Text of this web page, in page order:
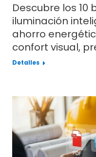
Descubre los 10
iluminación
ahorro
confort visual,
Detalles